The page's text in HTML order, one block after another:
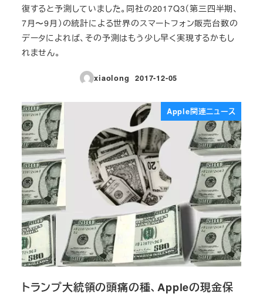
復すると予測していました。同社の2017Q3（第三四半期、
7月〜9月）の統計による世界のスマートフォン販売台数の
データによれば、その予測はもう少し早く実現するかもし
れません。
xiaolong
投稿日
2017-12-05
Apple関連ニュース
トランプ大統領の頭痛の種、Appleの現金保